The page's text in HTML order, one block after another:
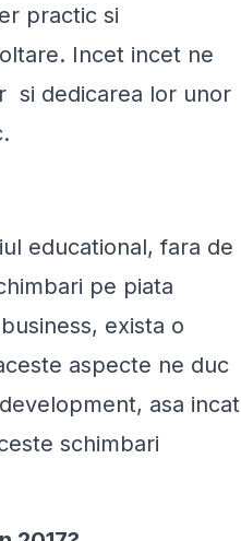
practic si
Incet incet ne
si dedicarea lor unor
educational, fara de
pe piata
exista o
aspecte ne duc
asa incat
schimbari